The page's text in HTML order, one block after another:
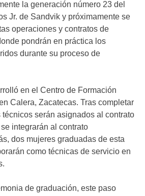
la generación número 23 del
Jr. de Sandvik y próximamente se
operaciones y contratos de
pondrán en práctica los
durante su proceso de
en el Centro de Formación
Calera, Zacatecas. Tras completar
serán asignados al contrato
integrarán al contrato
dos mujeres graduadas de esta
como técnicas de servicio en
de graduación, este paso